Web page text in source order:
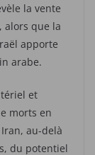
la vente
alors que la
apporte
arabe.
et
morts en
au-delà
du potentiel